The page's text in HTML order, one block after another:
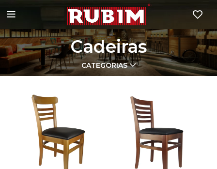
Cadeiras
CATEGORIAS